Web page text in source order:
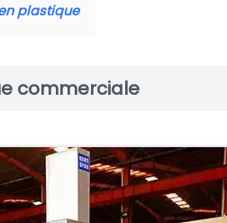
plastique
commerciale